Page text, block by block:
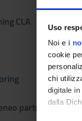
Uso
Noi e i
cookie
chi
digitale
dalla
CLA
partner